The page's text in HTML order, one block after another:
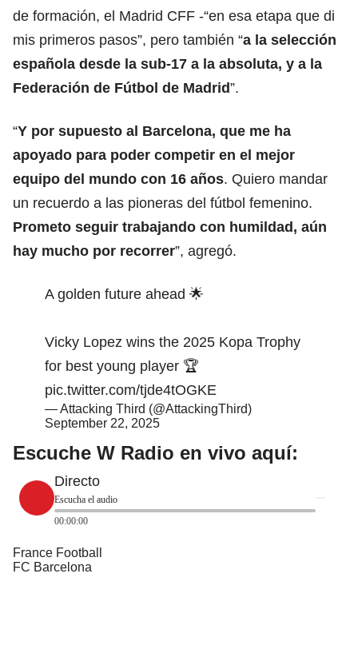
de formación, el Madrid CFF -“en esa etapa que di
mis primeros pasos”, pero también “a la selección
española desde la sub-17 a la absoluta, y a la
Federación de Fútbol de Madrid”.
“Y por supuesto al Barcelona, que me ha
apoyado para poder competir en el mejor
equipo del mundo con 16 años. Quiero mandar
un recuerdo a las pioneras del fútbol femenino.
Prometo seguir trabajando con humildad, aún
hay mucho por recorrer”, agregó.
A golden future ahead 🌟
Vicky Lopez wins the 2025 Kopa Trophy
for best young player 🏆
pic.twitter.com/tjde4tOGKE
— Attacking Third (@AttackingThird)
September 22, 2025
Escuche W Radio en vivo aquí:
Directo
Escucha el audio
00:00:00
France Football
FC Barcelona